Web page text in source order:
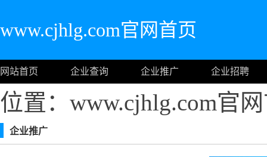
www.cjhlg.com官网首页
网站首页 企业查询 企业推广 企业招聘
位置：www.cjhlg.com官
企业推广